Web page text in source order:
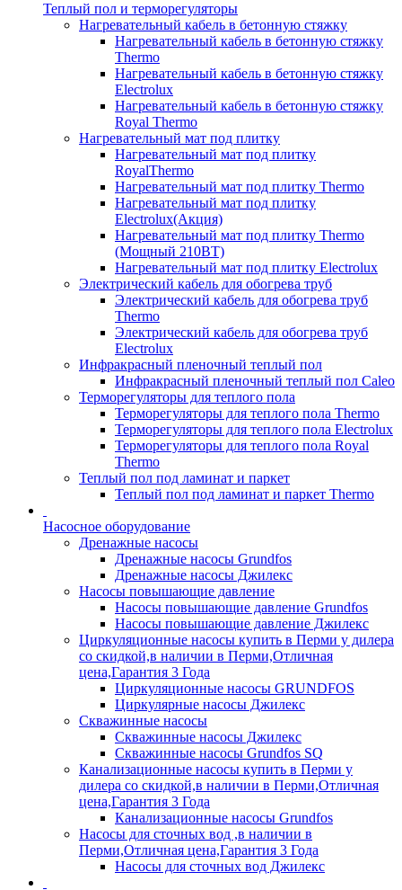
Теплый пол и терморегуляторы
Нагревательный кабель в бетонную стяжку
Нагревательный кабель в бетонную стяжку
Thermo
Нагревательный кабель в бетонную стяжку
Electrolux
Нагревательный кабель в бетонную стяжку
Royal Thermo
Нагревательный мат под плитку
Нагревательный мат под плитку
RoyalThermo
Нагревательный мат под плитку Thermo
Нагревательный мат под плитку
Electrolux(Акция)
Нагревательный мат под плитку Thermo
(Мощный 210ВТ)
Нагревательный мат под плитку Electrolux
Электрический кабель для обогрева труб
Электрический кабель для обогрева труб
Thermo
Электрический кабель для обогрева труб
Electrolux
Инфракрасный пленочный теплый пол
Инфракрасный пленочный теплый пол Caleo
Терморегуляторы для теплого пола
Терморегуляторы для теплого пола Thermo
Терморегуляторы для теплого пола Electrolux
Терморегуляторы для теплого пола Royal
Thermo
Теплый пол под ламинат и паркет
Теплый пол под ламинат и паркет Thermo
Насосное оборудование
Дренажные насосы
Дренажные насосы Grundfos
Дренажные насосы Джилекс
Насосы повышающие давление
Насосы повышающие давление Grundfos
Насосы повышающие давление Джилекс
Циркуляционные насосы купить в Перми у дилера
со скидкой,в наличии в Перми,Отличная
цена,Гарантия 3 Года
Циркуляционные насосы GRUNDFOS
Циркулярные насосы Джилекс
Скважинные насосы
Скважинные насосы Джилекс
Скважинные насосы Grundfos SQ
Канализационные насосы купить в Перми у
дилера со скидкой,в наличии в Перми,Отличная
цена,Гарантия 3 Года
Канализационные насосы Grundfos
Насосы для сточных вод ,в наличии в
Перми,Отличная цена,Гарантия 3 Года
Насосы для сточных вод Джилекс